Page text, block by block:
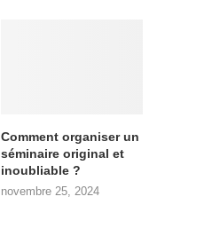
Comment organiser un
séminaire original et
inoubliable ?
novembre 25, 2024